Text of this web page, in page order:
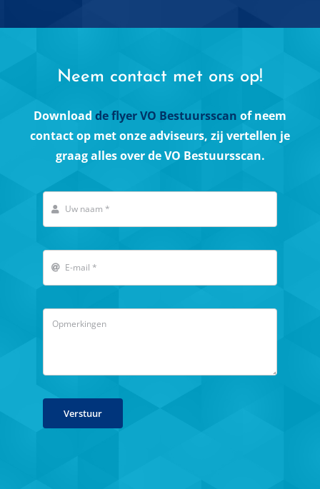
Neem contact met ons op!
Download de flyer VO Bestuursscan of neem
contact op met onze adviseurs, zij vertellen je
graag alles over de VO Bestuursscan.
Verstuur